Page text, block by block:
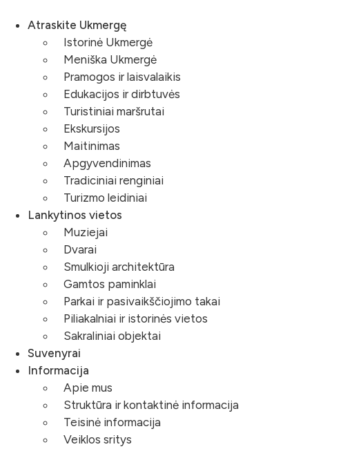
prie Atraskite Ukmergę
Istorinė Ukmergė
Meniška Ukmergė
Pramogos ir laisvalaikis
Edukacijos ir dirbtuvės
Turistiniai maršrutai
Ekskursijos
Maitinimas
Apgyvendinimas
Tradiciniai renginiai
Turizmo leidiniai
Lankytinos vietos
Muziejai
Dvarai
Smulkioji architektūra
Gamtos paminklai
Parkai ir pasivaikščiojimo takai
Piliakalniai ir istorinės vietos
Sakraliniai objektai
Suvenyrai
Informacija
Apie mus
Struktūra ir kontaktinė informacija
Teisinė informacija
Veiklos sritys